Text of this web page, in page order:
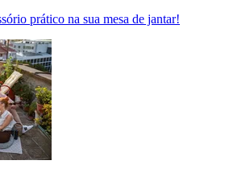
prático na sua mesa de jantar!